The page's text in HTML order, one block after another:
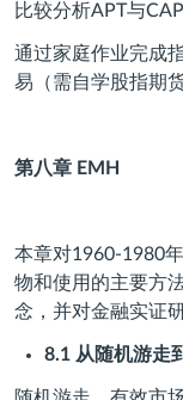
比较分析APT与
通过家庭作业完成
易（需自学股指期
第八章 EMH
本章对1960-1980
物和使用的主要方
念，并对金融实证
8.1 从随机游走